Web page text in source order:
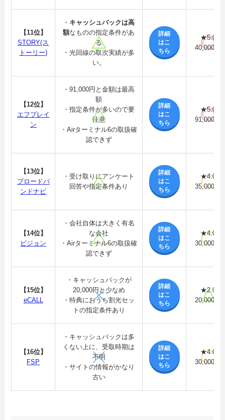
【11位】
STORY(ス
トーリー)
・ キャッシュバックは高
額なものの指定条件があ
る
・光回線の取次実績が多
い。
詳細
はこ
ちら
★5.0
40,000円
【12位】
エフプレイ
ン
・91,000円と金額は最高
額
・指定条件が多いので要
注意
・Airターミナル6の取扱確
認できず
詳細
はこ
ちら
★5.0
91,000円
【13位】
ブロードバ
ンドナビ
・受け取りにアンケート
回答や指定条件あり
詳細
はこ
ちら
★4.0
35,000円
【14位】
ビジョン
・会社自体は大きく有名
な会社
・Airターミナル6の取扱確
認できず
詳細
はこ
ちら
★4.0
30,000円
【15位】
eCALL
・キャッシュバックが
20,000円と少なめ
・特典におうち割光セッ
トの指定条件あり
詳細
はこ
ちら
★2.0
20,000円
【16位】
FSP
・キャッシュバックは多
くない上に、受取時期は
不明
・サイトの情報がかなり
古い
詳細
はこ
ちら
★4.0
30,000円